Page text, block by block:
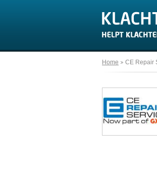
Home CE Repair